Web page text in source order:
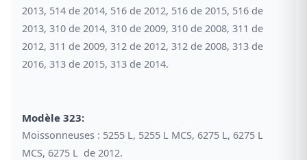
2013, 514 de 2014, 516 de 2012, 516 de 2015, 516 de
2013, 310 de 2014, 310 de 2009, 310 de 2008, 311 de
2012, 311 de 2009, 312 de 2012, 312 de 2008, 313 de
2016, 313 de 2015, 313 de 2014.
Modèle 323:
Moissonneuses : 5255 L, 5255 L MCS, 6275 L, 6275 L
MCS, 6275 L de 2012.